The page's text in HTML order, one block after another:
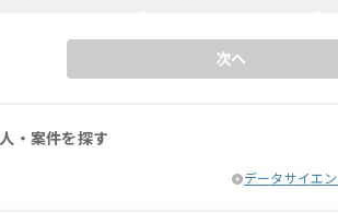
次へ
・案件を探す
データサイエ